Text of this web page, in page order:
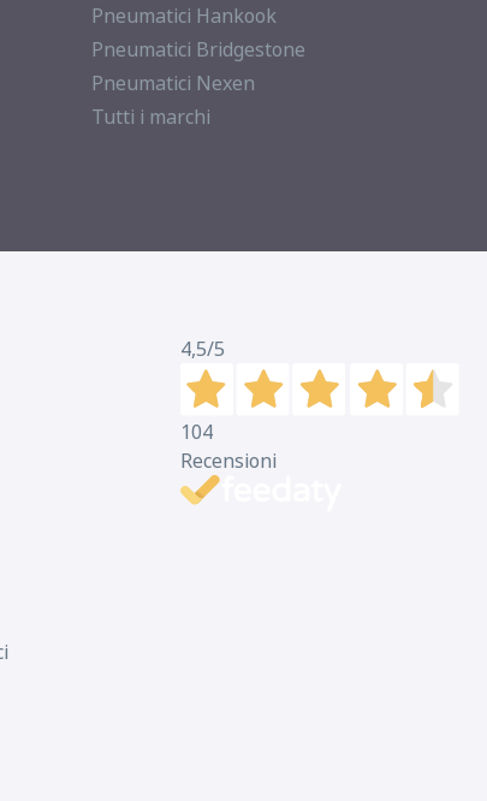
Pneumatici Hankook
Pneumatici Bridgestone
Pneumatici Nexen
Tutti i marchi
4,5/5
104
Recensioni